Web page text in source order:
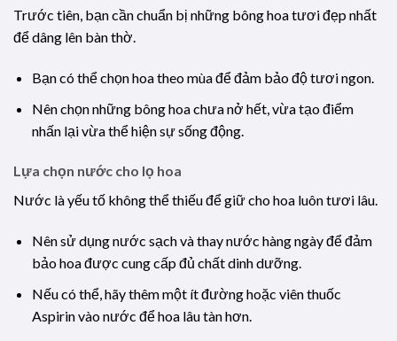
Trước tiên, bạn cần chuẩn bị những bông hoa tươi đẹp nhất
để dâng lên bàn thờ.
Bạn có thể chọn hoa theo mùa để đảm bảo độ tươi ngon.
Nên chọn những bông hoa chưa nở hết, vừa tạo điểm
nhấn lại vừa thể hiện sự sống động.
Lựa chọn nước cho lọ hoa
Nước là yếu tố không thể thiếu để giữ cho hoa luôn tươi lâu.
Nên sử dụng nước sạch và thay nước hàng ngày để đảm
bảo hoa được cung cấp đủ chất dinh dưỡng.
Nếu có thể, hãy thêm một ít đường hoặc viên thuốc
Aspirin vào nước để hoa lâu tàn hơn.